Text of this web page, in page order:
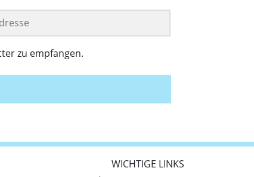
zu empfangen.
WICHTIGE LINKS